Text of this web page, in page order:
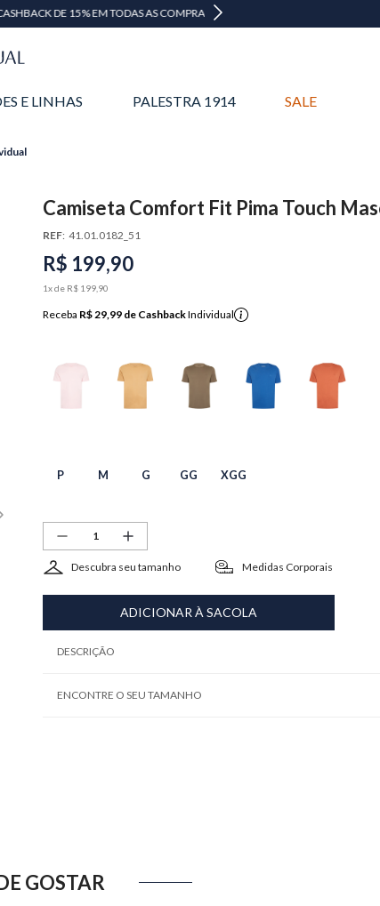
COMPRAS
E LINHAS PALESTRA 1914 SALE
Camiseta Comfort Fit Pima Touch
Individual
REF: 41.01.0182_51
R$ 199,90
1x de R$ 199 90
Receba R$ 29,99 de CashbackIndividual
P M G GG XGG
Descubra seu tamanho Medidas Corporais
ADICIONAR À SACOLA
DESCRIÇÃO
ENCONTRE O SEU TAMANHO
GOSTAR